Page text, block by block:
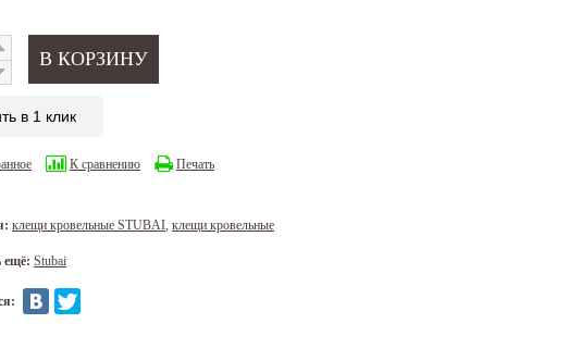
в 1 клик
К сравнению Печать
клещи кровельные STUBAI клещи кровельные
ещё: Stubai